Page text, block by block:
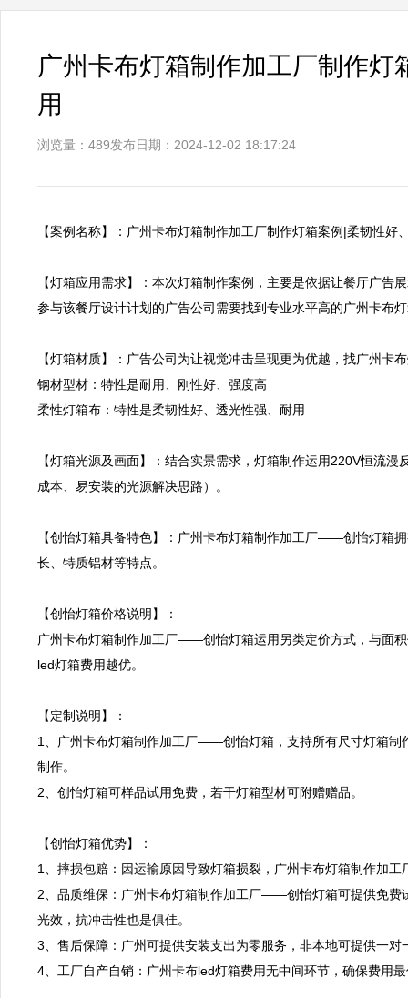
广州卡布灯箱制作加工厂制作
用
浏览量：489发布日期：2024-12-02 18:17:24
【案例名称】：广州卡布灯箱制作加工厂制作灯箱案例|柔韧
【灯箱应用需求】：本次灯箱制作案例，主要是依据让餐厅广
参与该餐厅设计计划的广告公司需要找到专业水平高的广州卡布
【灯箱材质】：广告公司为让视觉冲击呈现更为优越，找广州卡
钢材型材：特性是耐用、刚性好、强度高
柔性灯箱布：特性是柔韧性好、透光性强、耐用
【灯箱光源及画面】：结合实景需求，灯箱制作运用220V恒流
成本、易安装的光源解决思路）。
【创怡灯箱具备特色】：广州卡布灯箱制作加工厂——创怡灯箱
长、特质铝材等特点。
【创怡灯箱价格说明】：
广州卡布灯箱制作加工厂——创怡灯箱运用另类定价方式，与面
led灯箱费用越优。
【定制说明】：
1、广州卡布灯箱制作加工厂——创怡灯箱，支持所有尺寸灯箱制
制作。
2、创怡灯箱可样品试用免费，若干灯箱型材可附赠赠品。
【创怡灯箱优势】：
1、摔损包赔：因运输原因导致灯箱损裂，广州卡布灯箱制作加
2、品质维保：广州卡布灯箱制作加工厂——创怡灯箱可提供免费
光效，抗冲击性也是俱佳。
3、售后保障：广州可提供安装支出为零服务，非本地可提供一
4、工厂自产自销：广州卡布led灯箱费用无中间环节，确保费用